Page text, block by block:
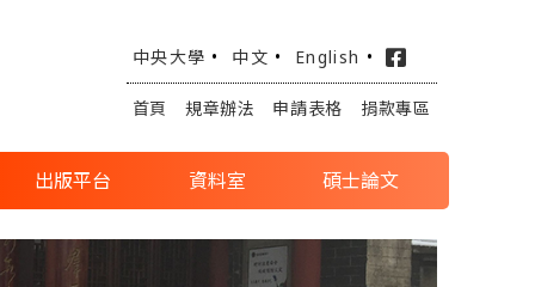
中央大學 • 中文 • English •
首頁 規章辦法 申請表格 捐款專區
出版平台 資料室 碩士論文